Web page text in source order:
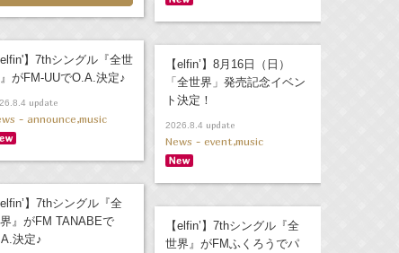
elfin'】7thシングル『全世
がFM-UUでO.A.決定♪
update
- announce,music
【elfin’】8月16日（日）
「全世界」発売記念イベン
ト決定！
2026.8.4 update
News - event,music
elfin’】7thシングル『全
』がFM TANABEで
決定♪
【elfin’】7thシングル『全
世界』がFMふくろうでパ